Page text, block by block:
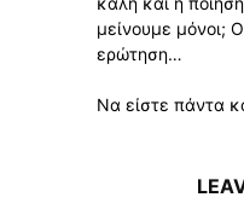
μείνουμε μόνοι;
ερώτηση…
Να είστε πάντα